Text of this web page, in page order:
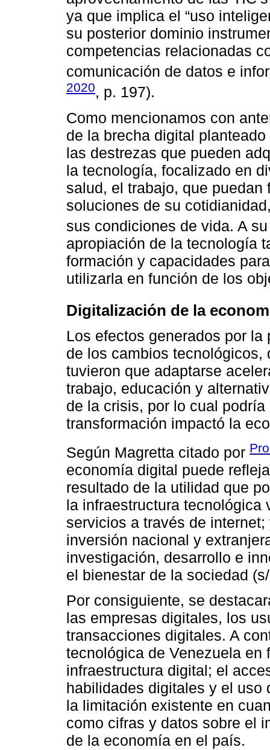
ya que implica el “uso
su posterior dominio
competencias relacionadas
comunicación de datos e
2020, p. 197).
Como mencionamos con
de la brecha digital
las destrezas que pueden
la tecnología, focalizado en
salud, el trabajo, que
soluciones de su
sus condiciones de vida. A
apropiación de la tecnología
formación y capacidades
utilizarla en función de los
Digitalización de la
Los efectos generados por
de los cambios
tuvieron que adaptarse
trabajo, educación y
de la crisis, por lo cual
transformación impactó la
Según Magretta citado por
economía digital puede
resultado de la utilidad que
la infraestructura tecnológica
servicios a través de
inversión nacional y
investigación, desarrollo e
el bienestar de la sociedad
Por consiguiente, se
las empresas digitales, los
transacciones digitales. A
tecnológica de Venezuela en
infraestructura digital; el
habilidades digitales y el uso
la limitación existente en
como cifras y datos sobre el
de la economía en el país.